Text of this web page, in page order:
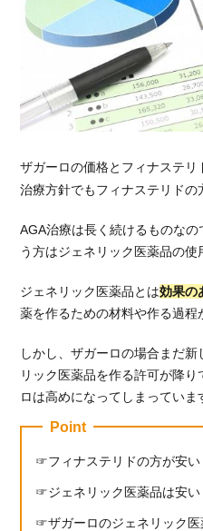
い
人
育
毛
剤
お
す
す
8.
括：
ザガ
かフ
ステ
リド
か自
合っ
療薬
を選
ザガーロの価格とフィナステ
治療方針でもフィナステリドの
AGA治療は長く続けるものな
う方はジェネリック医薬品の使
ジェネリック医薬品とは効果の
薬を作るための材料や作る過程
しかし、ザガーロの場合まだ
リック医薬品を作る許可が降
ロは高めになってしまっていま
Point
フィナステリドの方が安い
ジェネリック医薬品は安い
ザガーロのジェネリック